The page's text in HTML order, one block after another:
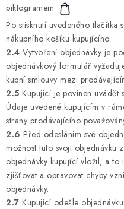
piktogramem
.
Po stisknutí uvedeného
nákupního košíku kupujícího.
2.4 Vytvoření objednávky je
objednávkový formulář
kupní smlouvy mezi
2.5 Kupující je povinen uvádět
Údaje uvedené kupujícím v
strany prodávajícího
2.6 Před odesláním své
možnost tuto svoji objednávku
objednávky kupující vložil, a to
zjišťovat a opravovat chyby
objednávky.
2.7 Kupující odešle